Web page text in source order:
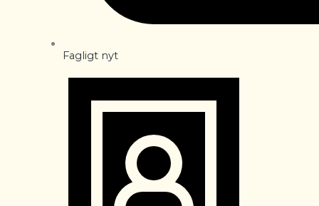
Fagligt nyt